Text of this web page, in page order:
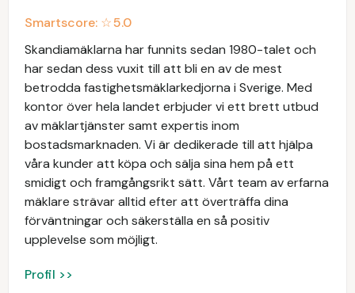
Smartscore: ☆5.0
Skandiamäklarna har funnits sedan 1980-talet och
har sedan dess vuxit till att bli en av de mest
betrodda fastighetsmäklarkedjorna i Sverige. Med
kontor över hela landet erbjuder vi ett brett utbud
av mäklartjänster samt expertis inom
bostadsmarknaden. Vi är dedikerade till att hjälpa
våra kunder att köpa och sälja sina hem på ett
smidigt och framgångsrikt sätt. Vårt team av erfarna
mäklare strävar alltid efter att överträffa dina
förväntningar och säkerställa en så positiv
upplevelse som möjligt.
Profil >>